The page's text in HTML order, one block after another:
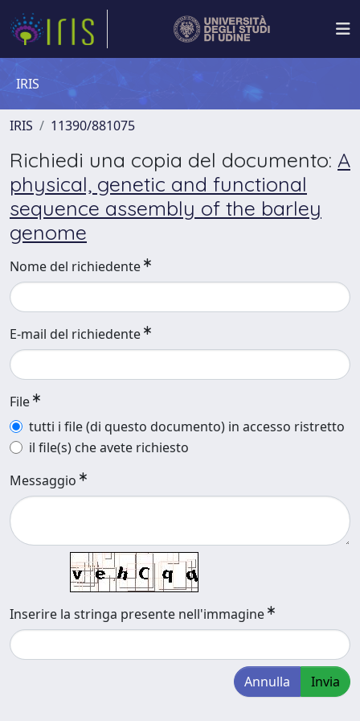
IRIS
IRIS 11390/881075
Richiedi una copia del documento: A
physical, genetic and functional
sequence assembly of the barley
genome
Nome del richiedente
E-mail del richiedente
File
tutti i file (di questo documento) in accesso ristretto
il file(s) che avete richiesto
Messaggio
Inserire la stringa presente nell'immagine
Annulla Invia